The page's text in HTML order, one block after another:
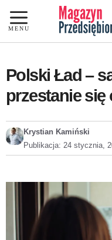
Przejdź
do
treści
MENU
Polski Ład –
przestanie się
Krystian Kamiński
Publikacja: 24 stycznia,